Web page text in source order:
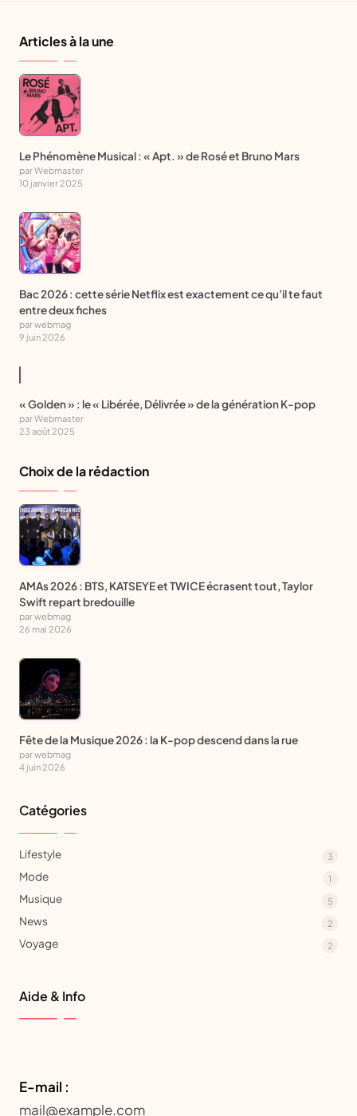
Articles à la une
Le Phénomène Musical : « Apt. » de Rosé et Bruno Mars
par Webmaster
10 janvier 2025
Bac 2026 : cette série Netflix est exactement ce qu’il te faut
entre deux fiches
par webmag
9 juin 2026
« Golden » : le « Libérée, Délivrée » de la génération K-pop
par Webmaster
23 août 2025
Choix de la rédaction
AMAs 2026 : BTS, KATSEYE et TWICE écrasent tout, Taylor
Swift repart bredouille
par webmag
26 mai 2026
Fête de la Musique 2026 : la K-pop descend dans la rue
par webmag
4 juin 2026
Catégories
Lifestyle 3
Mode 1
Musique 5
News 2
Voyage 2
Aide & Info
E-mail :
mail@example.com